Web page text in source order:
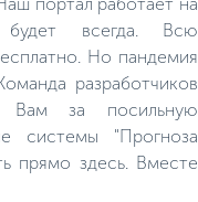
будет всегда. Всю
Но пандемия
разработчиков
Вам за посильную
системы "Прогноза
прямо здесь. Вместе